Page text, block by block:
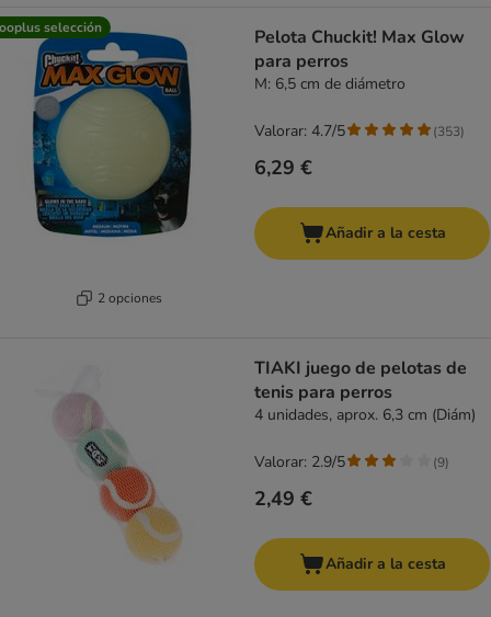
selección
2 opciones
Pelota Chuckit! Max Glow
para perros
M: 6,5 cm de diámetro
6,29 €
Valorar: 4.7/5 (353)
Añadir a la cesta
TIAKI juego de pelotas de
tenis para perros
4 unidades, aprox. 6,3 cm (Diám)
2,49 €
Valorar: 2.9/5 (9)
Añadir a la cesta